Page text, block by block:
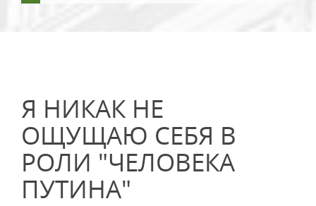
Я НИКАК НЕ
ОЩУЩАЮ СЕБЯ В
РОЛИ "ЧЕЛОВЕКА
ПУТИНА"